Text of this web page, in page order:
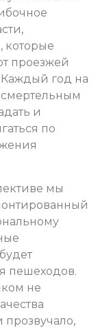
которые
проезжей
Каждый год на
и
по
мы
пешеходов.
не
прозвучало,